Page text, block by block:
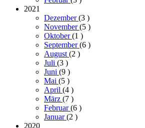
2021
Dezember(3 )
November(5 )
Oktober(1 )
September(6 )
August(2 )
Juli (3 )
Juni (9 )
Mai (5 )
April (4 )
März (7 )
Februar(6 )
Januar(2 )
2020